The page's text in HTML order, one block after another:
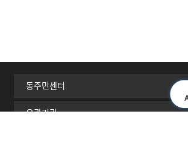
동주민센터
유관기관